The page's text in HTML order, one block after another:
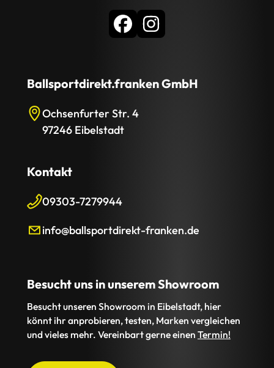
Ballsportdirekt.franken GmbH
Ochsenfurter Str. 4
97246 Eibelstadt
Kontakt
09303-7279944
info@ballsportdirekt-franken.de
Besucht uns in unserem Showroom
Besucht unseren Showroom in Eibelstadt, hier
könnt ihr anprobieren, testen, Marken vergleichen
und vieles mehr. Vereinbart gerne einen Termin!